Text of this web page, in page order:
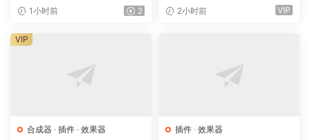
0.1 Incl Keygen-R2R [WiN]
1小时前 2
N, MacOSX]（184MB+240
2小时前 VIP
合成器 · 插件 · 效果器
VIP
插件 · 效果器